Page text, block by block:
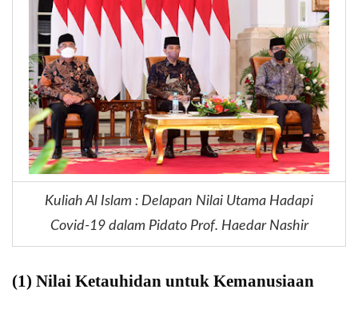
Kuliah Al Islam : Delapan Nilai Utama Hadapi
Covid-19 dalam Pidato Prof. Haedar Nashir
(1) Nilai Ketauhidan untuk Kemanusiaan